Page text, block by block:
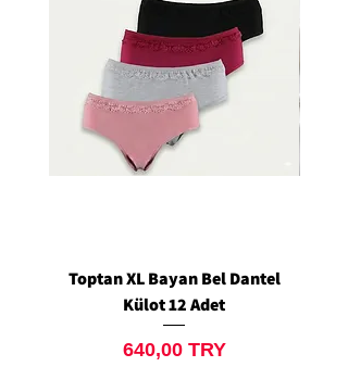
Toptan XL Bayan Bel Dantel
Külot 12 Adet
Price
640,00 TRY